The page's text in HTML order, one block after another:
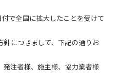
で全国に拡大したことを受けて
針につきまして、下記の通りお
注者様、施主様、協力業者様